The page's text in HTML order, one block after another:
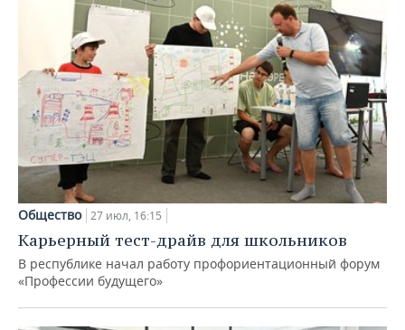
Общество 27 июл, 16:15
Карьерный тест-драйв для школьников
В республике начал работу профориентационный форум
«Профессии будущего»